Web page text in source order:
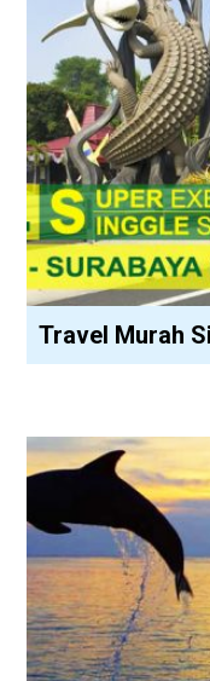
Travel Murah